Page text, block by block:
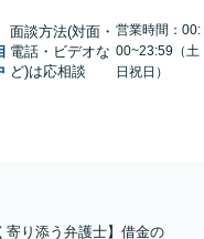
面談方法(対面・
電話・ビデオな
ど)は応相談
営業時間：00:
00~23:59（土
日祝日）
寄り添う弁護士】借金の